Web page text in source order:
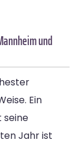
und
Ein
seine
Jahr ist